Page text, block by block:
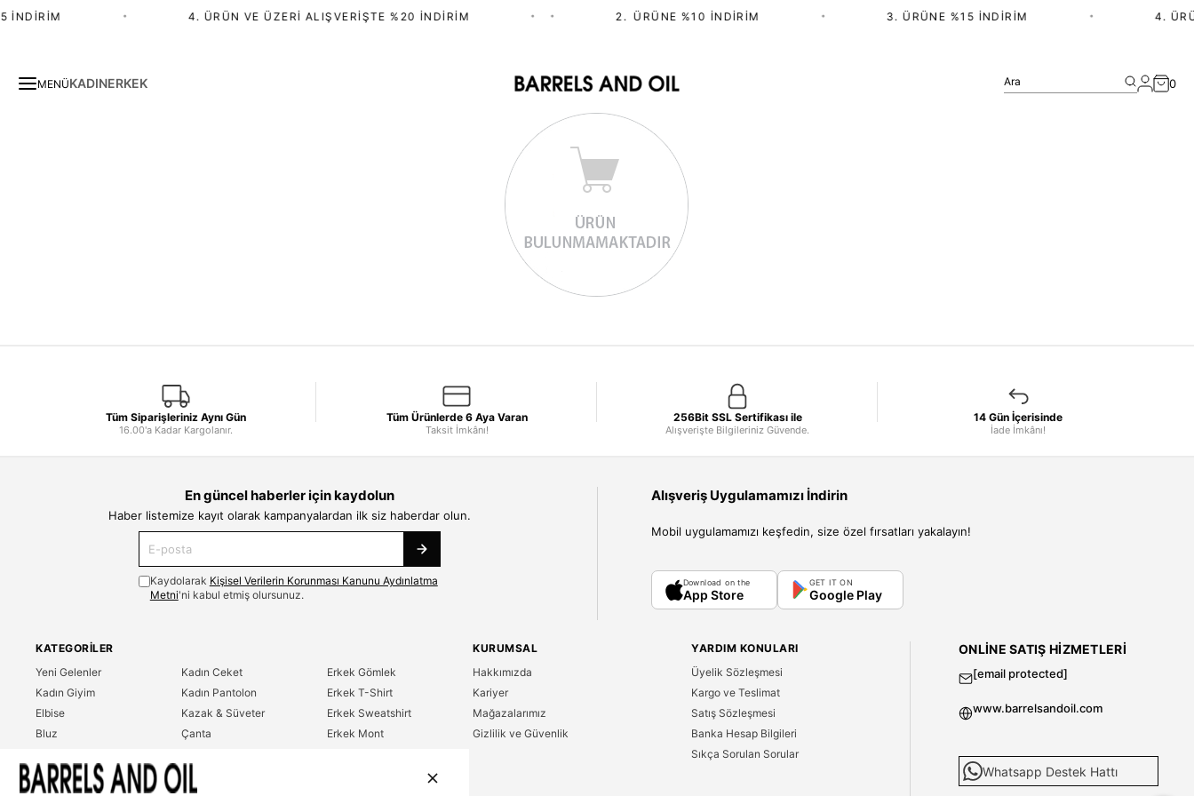
İNDIRIM 4. ÜRÜN VE ÜZERI ALIŞVERIŞTE %20 İNDIRIM 2.⁠ ⁠ÜRÜNE %10 İNDIRIM 3. ÜRÜNE %15 İNDIRIM 4.
MENÜKADINERKEK Ara 0
Tüm Siparişleriniz Aynı Gün
16.00'a Kadar Kargolanır.
Tüm Ürünlerde 6 Aya Varan
Taksit İmkânı!
256Bit SSL Sertifikası ile
Alışverişte Bilgileriniz Güvende.
14 Gün İçerisinde
İade İmkânı!
En güncel haberler için kaydolun
Haber listemize kayıt olarak kampanyalardan ilk siz haberdar olun.
Kaydolarak Kişisel Verilerin Korunması Kanunu Aydınlatma
Metni'ni kabul etmiş olursunuz.
Alışveriş Uygulamamızı İndirin
Mobil uygulamamızı keşfedin, size özel fırsatları yakalayın!
Download on the
App Store
GET IT ON
Google Play
KATEGORILER
Yeni Gelenler
Kadın Giyim
Elbise
Bluz
T-Shirt
Kadın Ceket
Kadın Pantolon
Kazak & Süveter
Çanta
Erkek Gömlek
Erkek T-Shirt
Erkek Sweatshirt
Erkek Mont
KURUMSAL
Hakkımızda
Kariyer
Mağazalarımız
Gizlilik ve Güvenlik
YARDIM KONULARI
Üyelik Sözleşmesi
Kargo ve Teslimat
Satış Sözleşmesi
Banka Hesap Bilgileri
Sıkça Sorulan Sorular
ONLINE SATIŞ HIZMETLERI
[email protected]
www.barrelsandoil.com
Whatsapp Destek Hattı